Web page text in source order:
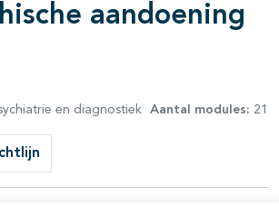
aandoening
en diagnostiek Aantal modules: 21